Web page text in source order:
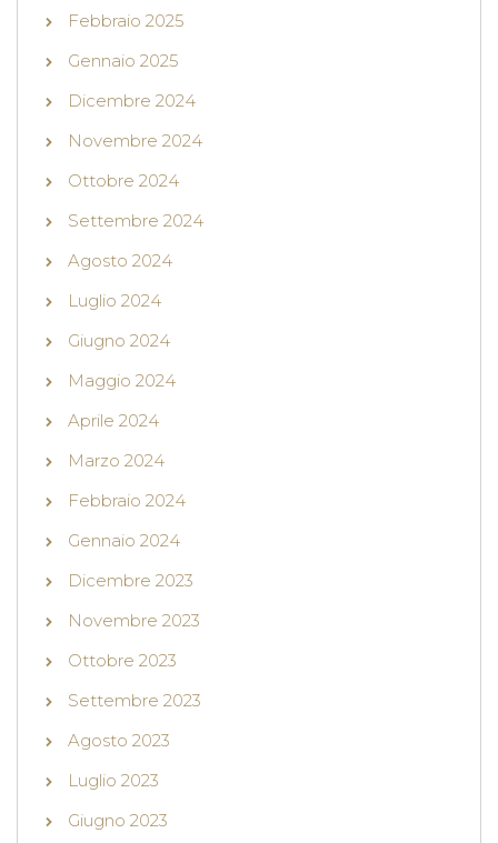
Febbraio 2025
Gennaio 2025
Dicembre 2024
Novembre 2024
Ottobre 2024
Settembre 2024
Agosto 2024
Luglio 2024
Giugno 2024
Maggio 2024
Aprile 2024
Marzo 2024
Febbraio 2024
Gennaio 2024
Dicembre 2023
Novembre 2023
Ottobre 2023
Settembre 2023
Agosto 2023
Luglio 2023
Giugno 2023